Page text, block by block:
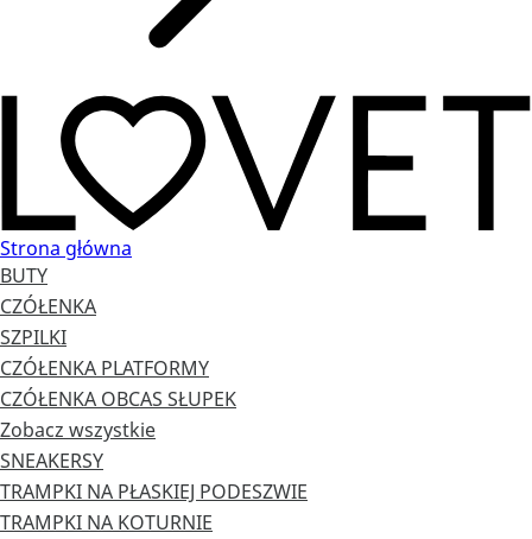
Strona główna
BUTY
CZÓŁENKA
SZPILKI
CZÓŁENKA PLATFORMY
CZÓŁENKA OBCAS SŁUPEK
Zobacz wszystkie
SNEAKERSY
TRAMPKI NA PŁASKIEJ PODESZWIE
TRAMPKI NA KOTURNIE